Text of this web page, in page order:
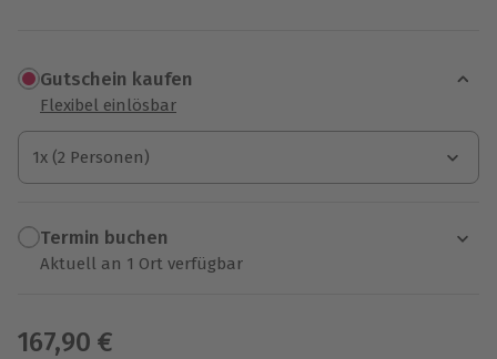
Gutschein kaufen
Flexibel einlösbar
1x (2 Personen)
1x (2 Personen)
1x (2 Personen)
Termin buchen
Aktuell an 1 Ort verfügbar
167,90 €